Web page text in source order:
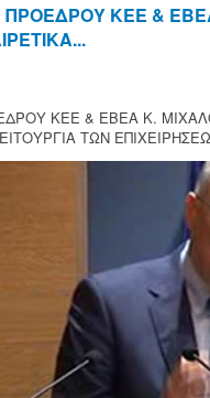
ΠΡΟΕΔΡΟΥ ΚΕΕ &
ΚΕΕ & ΕΒΕΑ Κ.
ΤΩΝ